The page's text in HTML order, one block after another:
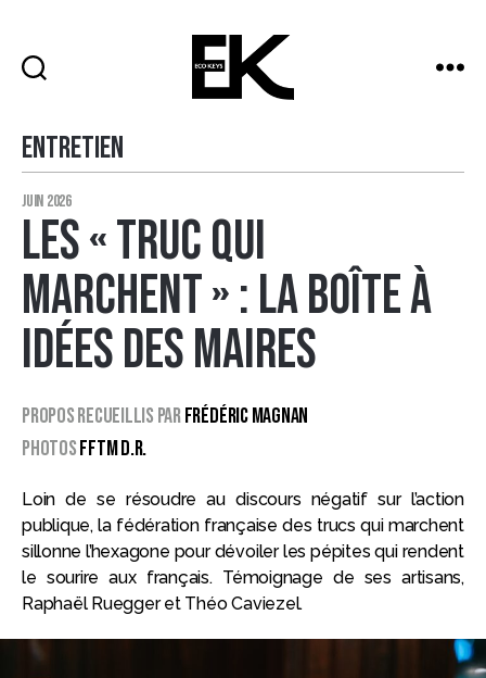
Catégories
Entretien
juin 2026
Les « Truc Qui
Marchent » : la boîte à
idées des maires
Propos recueillis parFrédéric Magnan
PhotosFFTM D.R.
Loin de se résoudre au discours négatif sur l’action
publique, la fédération française des trucs qui marchent
sillonne l’hexagone pour dévoiler les pépites qui rendent
le sourire aux français. Témoignage de ses artisans,
Raphaël Ruegger et Théo Caviezel.